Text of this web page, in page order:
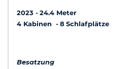
2023
24.4 Meter
4 Kabinen
8 Schlafplätze
Besatzung